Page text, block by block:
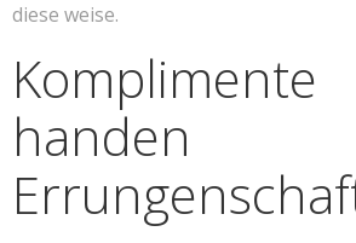
diese weise.